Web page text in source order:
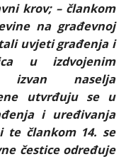
krov; – člankom
na građevnoj
uvjeti građenja i
u izdvojenim
izvan naselja
utvrđuju se u
i uređivanja
te člankom 14. se
čestice određuje